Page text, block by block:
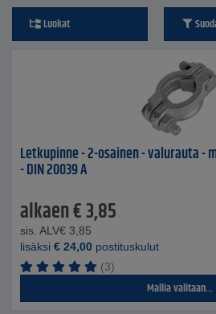
Luokat
Letkupinne - 2-osainen - valurauta -
- DIN 20039 A
alkaen€3,85
sis. ALV€ 3,85
lisäksi € 24,00 postituskulut
(3)
Mallia valitaan...